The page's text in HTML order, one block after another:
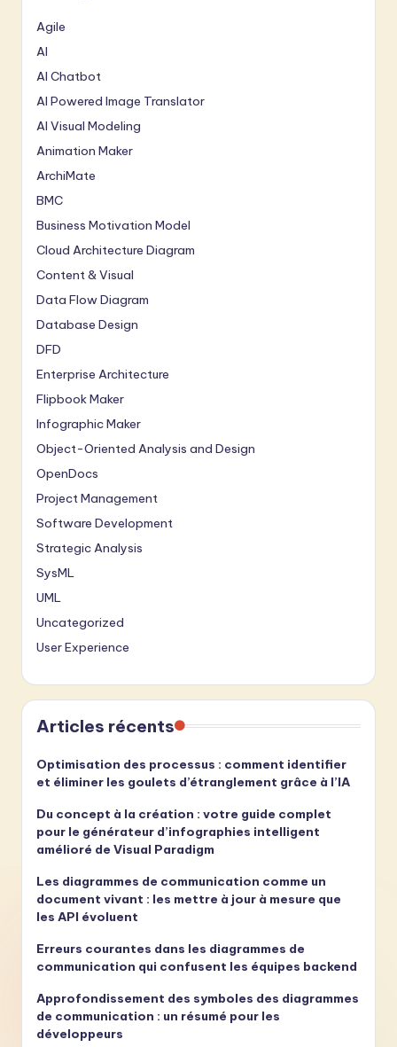
Agile
AI
AI Chatbot
AI Powered Image Translator
AI Visual Modeling
Animation Maker
ArchiMate
BMC
Business Motivation Model
Cloud Architecture Diagram
Content & Visual
Data Flow Diagram
Database Design
DFD
Enterprise Architecture
Flipbook Maker
Infographic Maker
Object-Oriented Analysis and Design
OpenDocs
Project Management
Software Development
Strategic Analysis
SysML
UML
Uncategorized
User Experience
Articles récents
Optimisation des processus : comment identifier
et éliminer les goulets d’étranglement grâce à l’IA
Du concept à la création : votre guide complet
pour le générateur d’infographies intelligent
amélioré de Visual Paradigm
Les diagrammes de communication comme un
document vivant : les mettre à jour à mesure que
les API évoluent
Erreurs courantes dans les diagrammes de
communication qui confusent les équipes backend
Approfondissement des symboles des diagrammes
de communication : un résumé pour les
développeurs